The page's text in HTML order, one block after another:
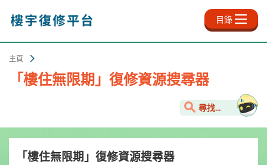
內
目錄
主頁
「樓住無限期」復修資源搜尋器
尋找...
「樓住無限期」復修資源搜尋器